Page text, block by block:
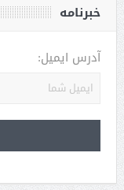
خبرنامه
آدرس ایمیل: